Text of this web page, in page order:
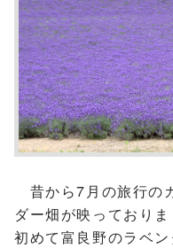
昔から7月の旅行の
ダー畑が映っており
初めて富良野のラベ